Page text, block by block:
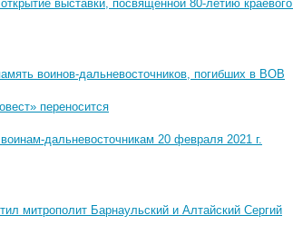
выставки, посвященной 80-летию
воинов-дальневосточников, погибших в ВОВ
переносится
дальневосточникам 20 февраля 2021 г.
митрополит Барнаульский и Алтайский Сергий